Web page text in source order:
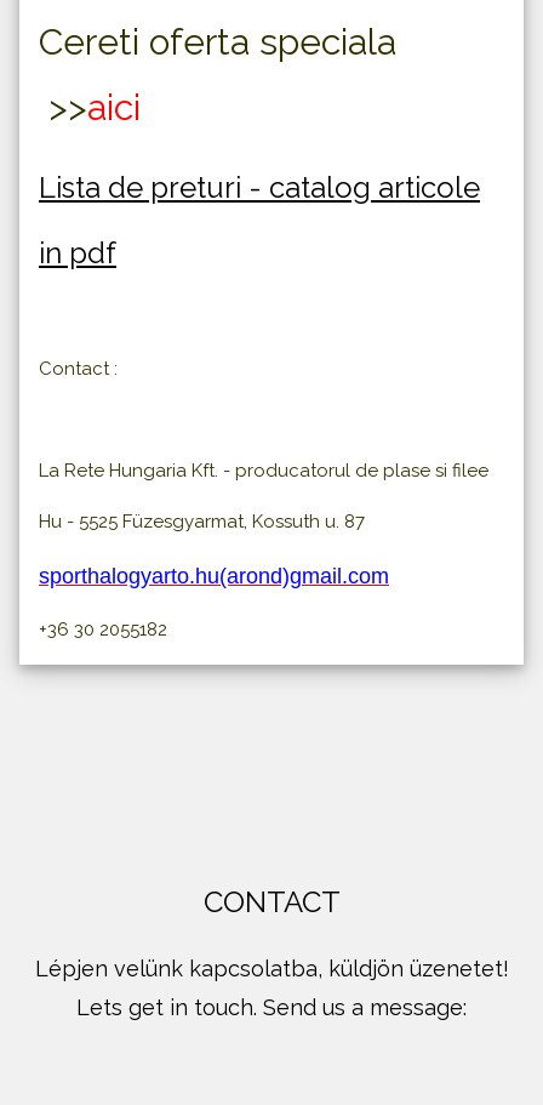
Cereti oferta speciala
>>aici
Lista de preturi - catalog articole
in pdf
Contact :
La Rete Hungaria Kft. - producatorul de plase si filee
Hu - 5525 Füzesgyarmat, Kossuth u. 87
sporthalogyarto.hu(arond)gmail.com
+36 30 2055182
CONTACT
Lépjen velünk kapcsolatba, küldjön üzenetet!
Lets get in touch. Send us a message: